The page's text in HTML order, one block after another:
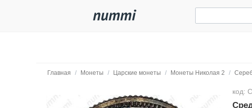
Главная / Монеты / Царские монеты / Монеты Николая 2 /
код: